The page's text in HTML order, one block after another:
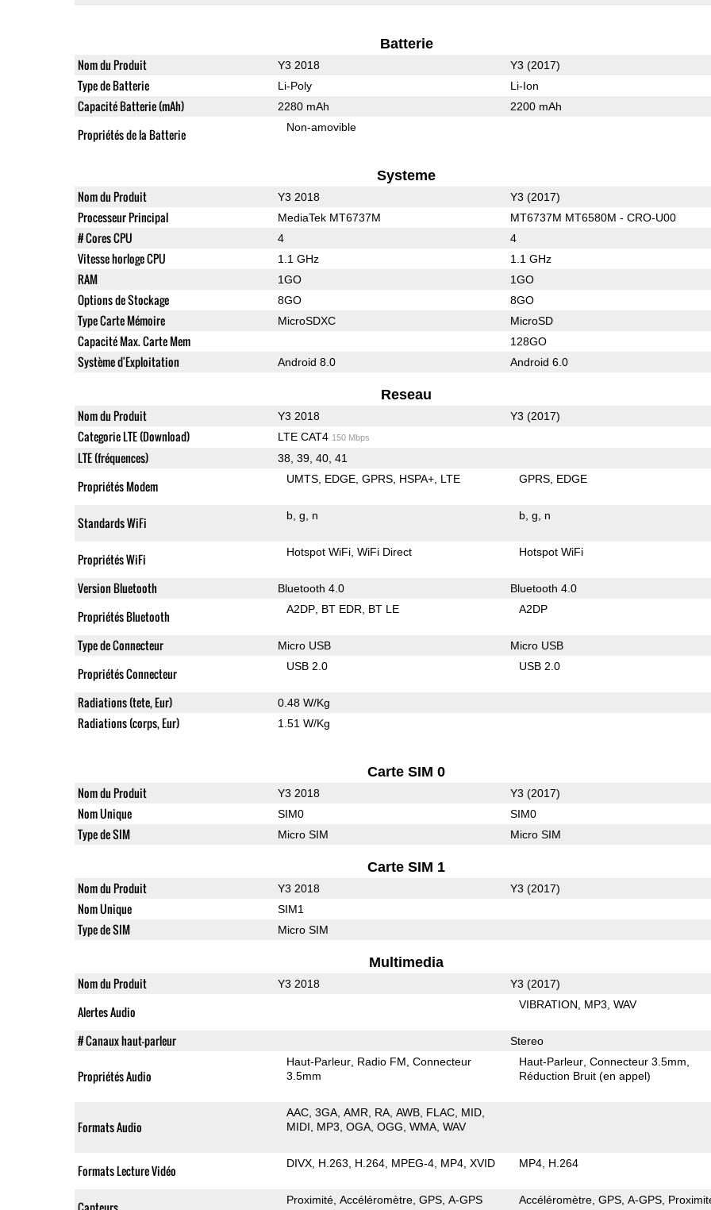
Batterie
Nom du Produit Y3 2018 Y3 (2017)
Type de Batterie Li-Poly Li-Ion
Capacité Batterie (mAh) 2280 mAh 2200 mAh
Propriétés de la Batterie Non-amovible
Systeme
Nom du Produit Y3 2018 Y3 (2017)
Processeur Principal MediaTek MT6737M MT6737М MT6580M - CRO-U00
# Cores CPU 4 4
Vitesse horloge CPU 1.1 GHz 1.1 GHz
RAM 1GO 1GO
Options de Stockage 8GO 8GO
Type Carte Mémoire MicroSDXC MicroSD
Capacité Max. Carte Mem 128GO
Système d'Exploitation Android 8.0 Android 6.0
Reseau
Nom du Produit Y3 2018 Y3 (2017)
Categorie LTE (Download) LTE CAT4 150 Mbps
LTE (fréquences) 38, 39, 40, 41
Propriétés Modem UMTS EDGE GPRS HSPA+ LTE GPRS EDGE
Standards WiFi b g n b g n
Propriétés WiFi Hotspot WiFi WiFi Direct Hotspot WiFi
Version Bluetooth Bluetooth 4.0 Bluetooth 4.0
Propriétés Bluetooth A2DP BT EDR BT LE A2DP
Type de Connecteur Micro USB Micro USB
Propriétés Connecteur USB 2.0 USB 2.0
Radiations (tete, Eur) 0.48 W/Kg
Radiations (corps, Eur) 1.51 W/Kg
Carte SIM 0
Nom du Produit Y3 2018 Y3 (2017)
Nom Unique SIM0 SIM0
Type de SIM Micro SIM Micro SIM
Carte SIM 1
Nom du Produit Y3 2018 Y3 (2017)
Nom Unique SIM1
Type de SIM Micro SIM
Multimedia
Nom du Produit Y3 2018 Y3 (2017)
Alertes Audio VIBRATION MP3 WAV
# Canaux haut-parleur Stereo
Propriétés Audio
Haut-Parleur Radio FM Connecteur
3.5mm
Haut-Parleur Connecteur 3.5mm
Réduction Bruit (en appel)
Formats Audio
AAC 3GA AMR RA AWB FLAC MID
MIDI
MP3 OGA OGG WMA WAV
Formats Lecture Vidéo DIVX H.263 H.264 MPEG-4 MP4 XVID MP4 H.264
Proximité Accéléromètre GPS A-GPS Accéléromètre GPS A-GPS